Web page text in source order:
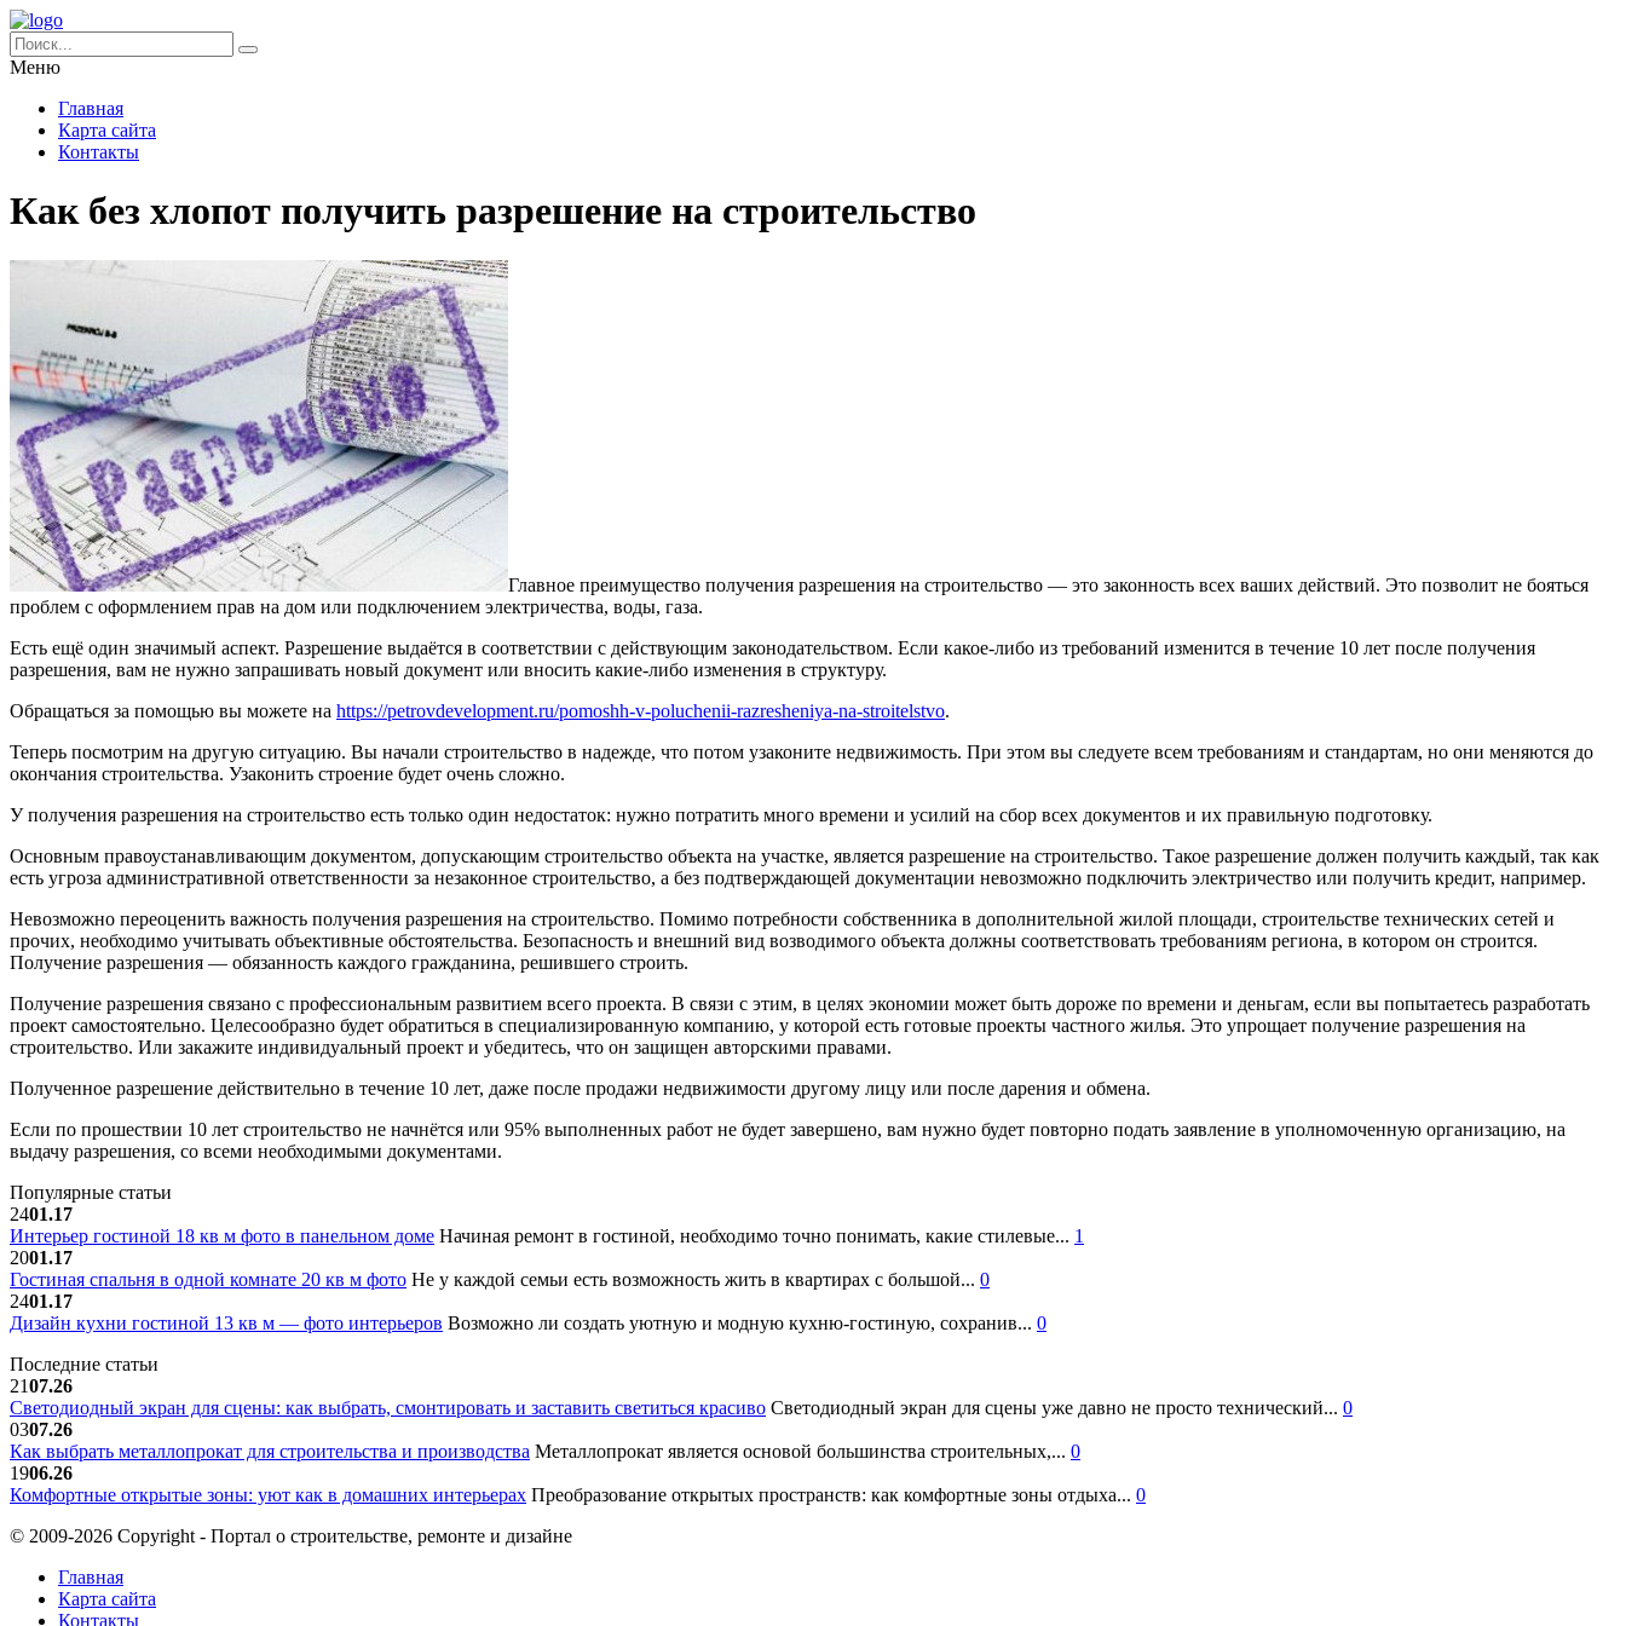
Меню
Главная
Карта сайта
Контакты
Как без хлопот получить разрешение на строительство
Главное преимущество получения разрешения на строительство — это законность всех ваших действий. Это позволит не бояться
проблем с оформлением прав на дом или подключением электричества, воды, газа.
Есть ещё один значимый аспект. Разрешение выдаётся в соответствии с действующим законодательством. Если какое-либо из требований изменится в течение 10 лет после получения
разрешения, вам не нужно запрашивать новый документ или вносить какие-либо изменения в структуру.
Обращаться за помощью вы можете на https://petrovdevelopment.ru/pomoshh-v-poluchenii-razresheniya-na-stroitelstvo.
Теперь посмотрим на другую ситуацию. Вы начали строительство в надежде, что потом узаконите недвижимость. При этом вы следуете всем требованиям и стандартам, но они меняются до
окончания строительства. Узаконить строение будет очень сложно.
У получения разрешения на строительство есть только один недостаток: нужно потратить много времени и усилий на сбор всех документов и их правильную подготовку.
Основным правоустанавливающим документом, допускающим строительство объекта на участке, является разрешение на строительство. Такое разрешение должен получить каждый, так как
есть угроза административной ответственности за незаконное строительство, а без подтверждающей документации невозможно подключить электричество или получить кредит, например.
Невозможно переоценить важность получения разрешения на строительство. Помимо потребности собственника в дополнительной жилой площади, строительстве технических сетей и
прочих, необходимо учитывать объективные обстоятельства. Безопасность и внешний вид возводимого объекта должны соответствовать требованиям региона, в котором он строится.
Получение разрешения — обязанность каждого гражданина, решившего строить.
Получение разрешения связано с профессиональным развитием всего проекта. В связи с этим, в целях экономии может быть дороже по времени и деньгам, если вы попытаетесь разработать
проект самостоятельно. Целесообразно будет обратиться в специализированную компанию, у которой есть готовые проекты частного жилья. Это упрощает получение разрешения на
строительство. Или закажите индивидуальный проект и убедитесь, что он защищен авторскими правами.
Полученное разрешение действительно в течение 10 лет, даже после продажи недвижимости другому лицу или после дарения и обмена.
Если по прошествии 10 лет строительство не начнётся или 95% выполненных работ не будет завершено, вам нужно будет повторно подать заявление в уполномоченную организацию, на
выдачу разрешения, со всеми необходимыми документами.
Популярные статьи
2401.17
Интерьер гостиной 18 кв м фото в панельном доме Начиная ремонт в гостиной, необходимо точно понимать, какие стилевые... 1
2001.17
Гостиная спальня в одной комнате 20 кв м фото Не у каждой семьи есть возможность жить в квартирах с большой... 0
2401.17
Дизайн кухни гостиной 13 кв м — фото интерьеров Возможно ли создать уютную и модную кухню-гостиную, сохранив... 0
Последние статьи
2107.26
Светодиодный экран для сцены: как выбрать, смонтировать и заставить светиться красиво Светодиодный экран для сцены уже давно не просто технический... 0
0307.26
Как выбрать металлопрокат для строительства и производства Металлопрокат является основой большинства строительных,... 0
1906.26
Комфортные открытые зоны: уют как в домашних интерьерах Преобразование открытых пространств: как комфортные зоны отдыха... 0
© 2009-2026 Copyright - Портал о строительстве, ремонте и дизайне
Главная
Карта сайта
Контакты